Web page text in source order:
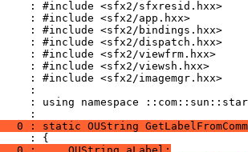
: using namespace
0 : static OUString